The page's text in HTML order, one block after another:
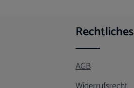
Rechtliches
AGB